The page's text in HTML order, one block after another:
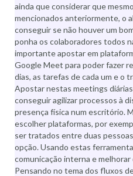
ainda que considerar que
mencionados anteriormente, o
conseguir se não houver um
ponha os colaboradores todos
importante apostar em
Google Meet para poder fazer
dias, as tarefas de cada um e o
Apostar nestas meetings
conseguir agilizar processos à
presença física num escritório.
escolher plataformas, por
ser tratados entre duas
opção. Usando estas
comunicação interna e
Pensando no tema dos fluxos